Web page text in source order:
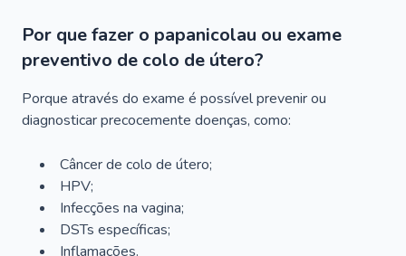
Por que fazer o papanicolau ou exame
preventivo de colo de útero?
Porque através do exame é possível prevenir ou
diagnosticar precocemente doenças, como:
Câncer de colo de útero;
HPV;
Infecções na vagina;
DSTs específicas;
Inflamações.